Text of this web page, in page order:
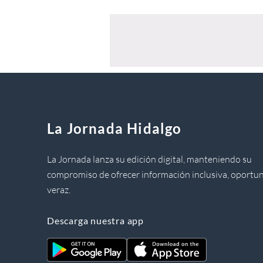
La Jornada Hidalgo
La Jornada lanza su edición digital, manteniendo su
compromiso de ofrecer información inclusiva,
veraz.
Descarga nuestra app